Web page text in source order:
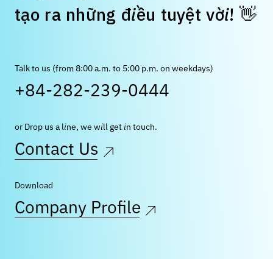
tạo ra những điều tuyệt vời! 👋
Talk to us (from 8:00 a.m. to 5:00 p.m. on weekdays)
+84-282-239-0444
or Drop us a line, we will get in touch.
Contact Us
Download
Company Profile